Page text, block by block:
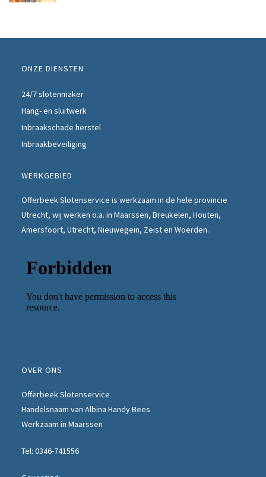
ONZE DIENSTEN
24/7 slotenmaker
Hang- en sluitwerk
Inbraakschade herstel
Inbraakbeveiliging
WERKGEBIED
Offerbeek Slotenservice is werkzaam in de hele provincie
Utrecht, wij werken o.a. in Maarssen,Breukelen, Houten,
Amersfoort, Utrecht, Nieuwegein, Zeist en Woerden.
OVER ONS
Offerbeek Slotenservice
Handelsnaam van Albina Handy Bees
Werkzaam in Maarssen
Tel:0346-741556